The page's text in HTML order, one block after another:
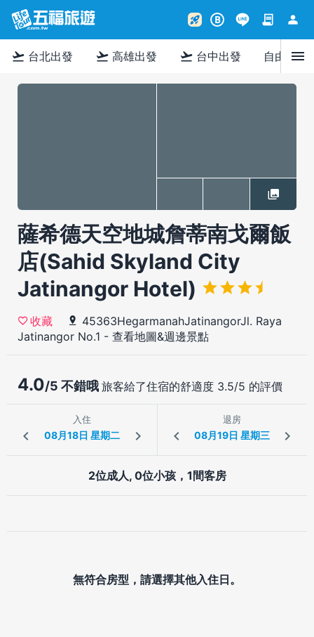
rocket_launch B contract person
flight_takeoff 台北出發 flight_takeoff 高雄出發 flight_takeoff 台中出發 自由行menu
薩希德天空地城詹蒂南戈爾飯
店(Sahid Skyland City
Jatinangor Hotel)
收藏
45363HegarmanahJatinangorJl. Raya
Jatinangor No.1 - 查看地圖&週邊景點
4.0/5 不錯哦 旅客給了住宿的舒適度 3.5/5 的評價
入住 退房
2位成人, 0位小孩，1間客房
無符合房型，請選擇其他入住日。